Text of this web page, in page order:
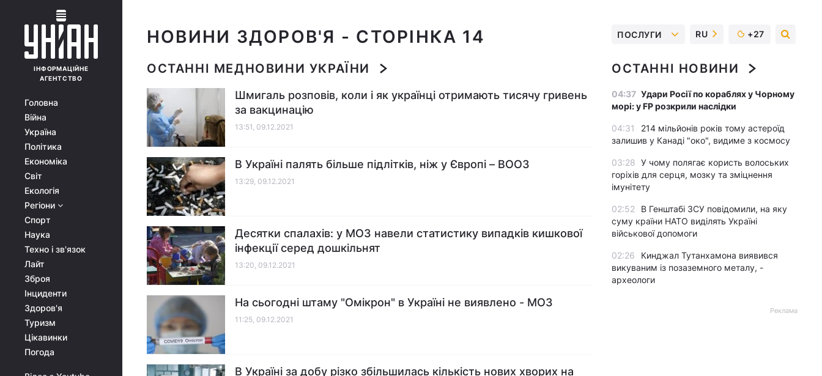
ІНФОРМАЦІЙНЕ
АГЕНТСТВО
Головна
Війна
Україна
Політика
Економіка
Світ
Екологія
Регіони
Спорт
Наука
Техно і зв'язок
Лайт
Зброя
Інциденти
Здоров'я
Туризм
Цікавинки
Погода
НОВИНИ ЗДОРОВ'Я - СТОРІНКА 14 ПОСЛУГИ RU +27
ОСТАННІ МЕДНОВИНИ УКРАЇНИ
Шмигаль розповів, коли і як українці отримають тисячу гривень
за вакцинацію
13:51, 09.12.2021
В Україні палять більше підлітків, ніж у Європі – ВООЗ
13:29, 09.12.2021
Десятки спалахів: у МОЗ навели статистику випадків кишкової
інфекції серед дошкільнят
13:20, 09.12.2021
На сьогодні штаму "Омікрон" в Україні не виявлено - МОЗ
11:25, 09.12.2021
В Україні за добу різко збільшилась кількість нових хворих на
ОСТАННІ НОВИНИ
04:37 Удари Росії по кораблях у Чорному
морі: у FP розкрили наслідки
04:31
214 мільйонів років тому астероїд
залишив у Канаді "око", видиме з космосу
03:28 У чому полягає користь волоських
горіхів для серця, мозку та зміцнення
імунітету
02:52
В Генштабі ЗСУ повідомили, на яку
суму країни НАТО виділять Україні
військової допомоги
02:26
Кинджал Тутанхамона виявився
викуваним із позаземного металу, -
археологи
Реклама